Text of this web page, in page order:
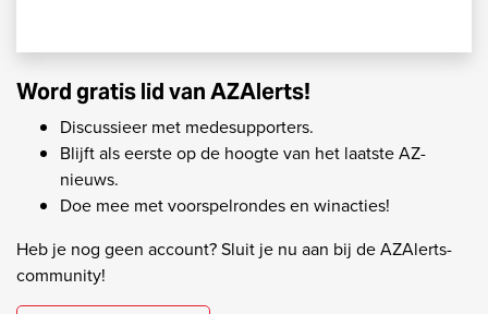
Word gratis lid van AZAlerts!
Discussieer met medesupporters.
Blijft als eerste op de hoogte van het laatste AZ-
nieuws.
Doe mee met voorspelrondes en winacties!
Heb je nog geen account? Sluit je nu aan bij de AZAlerts-
community!